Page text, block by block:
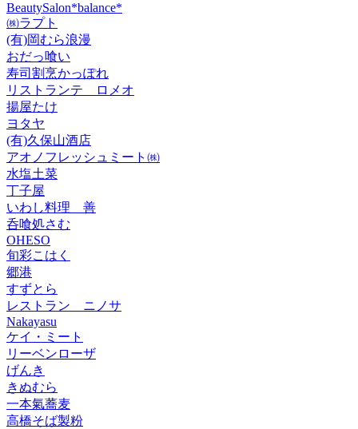
BeautySalon*balance*
㈱ラプト
(有)岡むら浪漫
おだっ喰い
寿司割烹かっぽれ
リストランテ ロメオ
揚屋たけ
ヨタヤ
(有)久保山酒店
アオノフレッシュミート㈱
水塩土菜
丁子屋
いわし料理 善
呑喰処さむ
OHESO
旬彩こはく
郷港
すずとら
レストラン ニノサ
Nakayasu
ケイ・ミート
リーベンローザ
げんき
きぬむら
一本氣蕎麦
高橋そば製粉